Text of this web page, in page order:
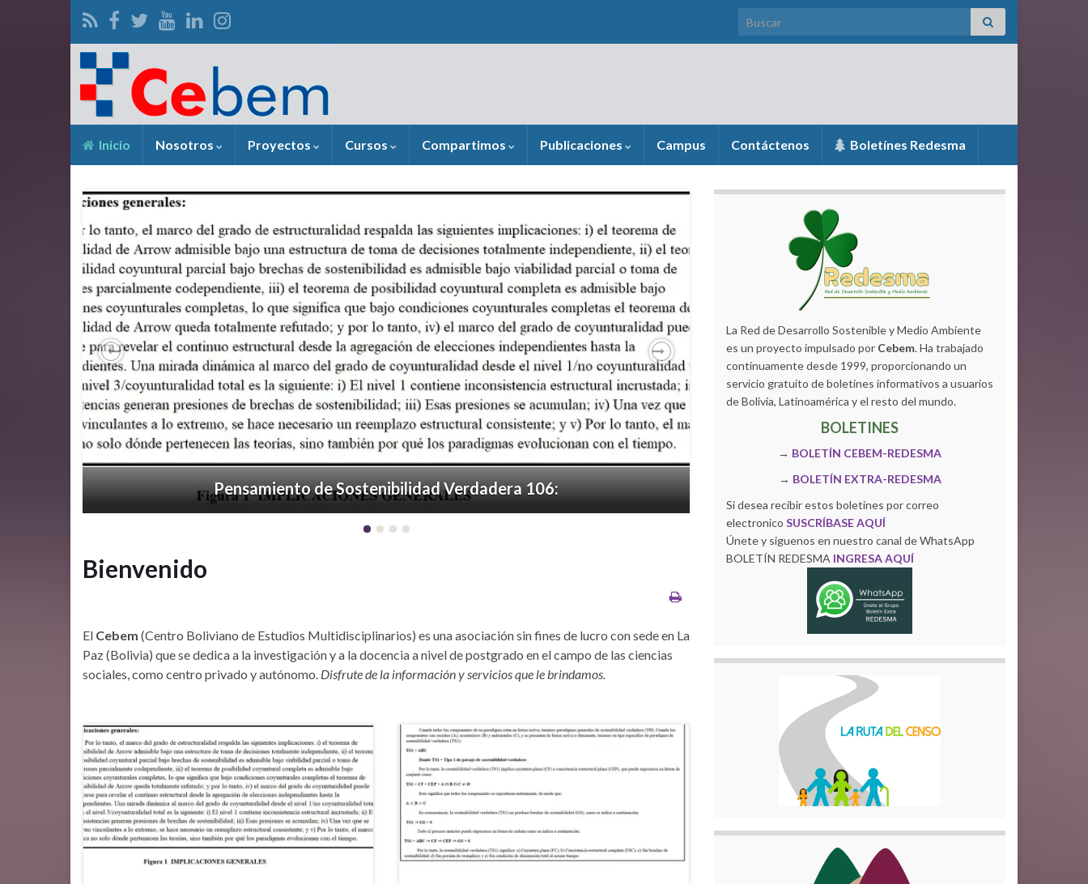
Search for:
Inicio Nosotros Proyectos Cursos Compartimos Publicaciones Campus Contáctenos Boletínes Redesma
Pensamiento de Sostenibilidad Verdadera 106:
Previous Next
Bienvenido
El Cebem (Centro Boliviano de Estudios Multidisciplinarios) es una asociación sin fines de lucro con sede en La
Paz (Bolivia) que se dedica a la investigación y a la docencia a nivel de postgrado en el campo de las ciencias
sociales, como centro privado y autónomo. Disfrute de la información y servicios que le brindamos.
La Red de Desarrollo Sostenible y Medio Ambiente
es un proyecto impulsado por Cebem. Ha trabajado
continuamente desde 1999, proporcionando un
servicio gratuito de boletines informativos a usuarios
de Bolivia, Latinoamérica y el resto del mundo.
BOLETINES
→ BOLETÍN CEBEM-REDESMA
→ BOLETÍN EXTRA-REDESMA
Si desea recibir estos boletines por correo
electronico SUSCRÍBASE AQUÍ
Únete y siguenos en nuestro canal de WhatsApp
BOLETÍN REDESMA INGRESA AQUÍ